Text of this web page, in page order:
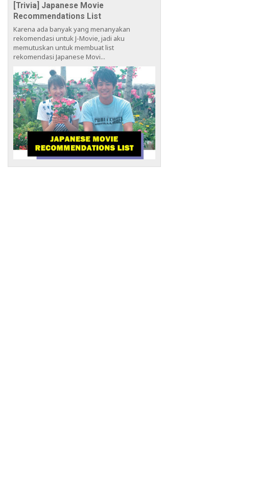
[Trivia] Japanese Movie
Recommendations List
Karena ada banyak yang menanyakan
rekomendasi untuk J-Movie, jadi aku
memutuskan untuk membuat list
rekomendasi Japanese Movi...